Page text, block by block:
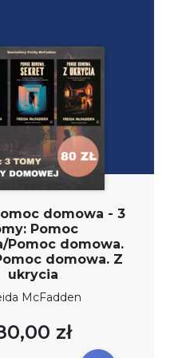
domowa - 3
Pomoc
Pomoc domowa.
domowa. Z
ukrycia
McFadden
zł